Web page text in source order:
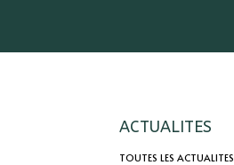
ACTUALITES
TOUTES LES ACTUALITES